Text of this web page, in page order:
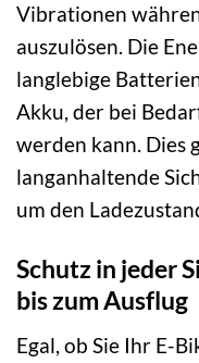
Vibrationen
auszulösen. Die
langlebige
Akku, der bei
werden kann. Dies
langanhaltende
um den
Schutz in jeder
bis zum Ausflug
Egal, ob Sie Ihr E-